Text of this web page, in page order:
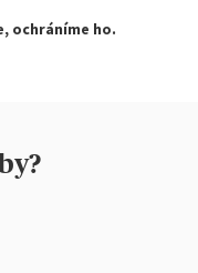
ochráníme ho.